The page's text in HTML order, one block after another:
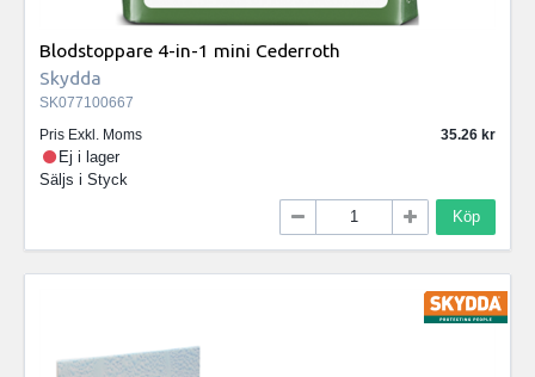
Blodstoppare 4-in-1 mini Cederroth
Skydda
SK077100667
Pris Exkl. Moms
35.26
Ej i lager
Säljs i Styck
Köp